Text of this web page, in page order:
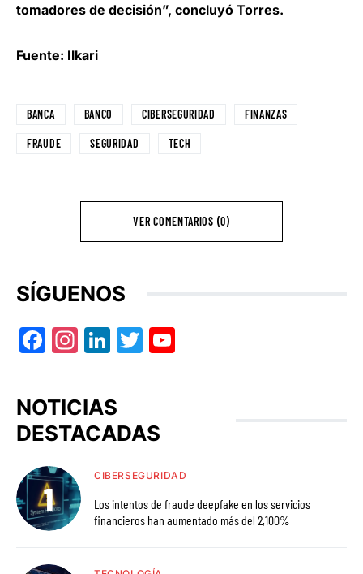
tomadores de decisión”, concluyó Torres.
Fuente: Ilkari
BANCA BANCO CIBERSEGURIDAD FINANZAS
FRAUDE SEGURIDAD TECH
VER COMENTARIOS (0)
SÍGUENOS
Facebook
Instagram
LinkedIn
Twitter
NOTICIAS
DESTACADAS
CIBERSEGURIDAD
Los intentos de fraude deepfake en los servicios
financieros han aumentado más del 2,100%